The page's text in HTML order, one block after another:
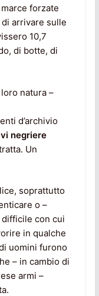
forzate
arrivare sulle
10,7
di botte, di
natura –
d’archivio
negriere
Un
soprattutto
o –
con cui
in qualche
uomini furono
– in cambio di
armi –